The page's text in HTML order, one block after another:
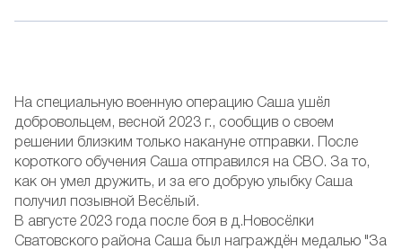
На специальную военную операцию Саша ушёл
добровольцем, весной 2023 г., сообщив о своем
решении близким только накануне отправки. После
короткого обучения Саша отправился на СВО. За то,
как он умел дружить, и за его добрую улыбку Саша
получил позывной Весёлый.
В августе 2023 года после боя в д.Новосёлки
Сватовского района Саша был награждён медалью "За